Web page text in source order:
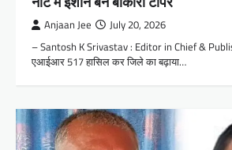
Anjaan Jee July 20, 2026
– Santosh K Srivastav : Editor in Chief &
एआईआर 517 हासिल कर जिले का बढ़ाया…